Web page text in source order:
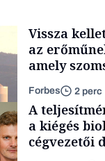
Vissza
az
amely
százalékát
Forbes 2 perc
A
a kiégés
cégvezetői